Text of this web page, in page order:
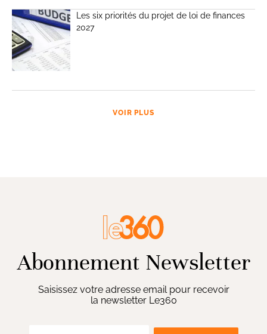
Les six priorités du projet de loi de finances
2027
VOIR PLUS
Abonnement Newsletter
Saisissez votre adresse email pour recevoir
la newsletter Le360